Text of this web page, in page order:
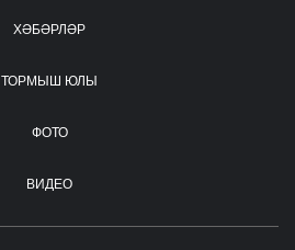
ХӘБӘРЛӘР
ТОРМЫШ ЮЛЫ
ФОТО
ВИДЕО